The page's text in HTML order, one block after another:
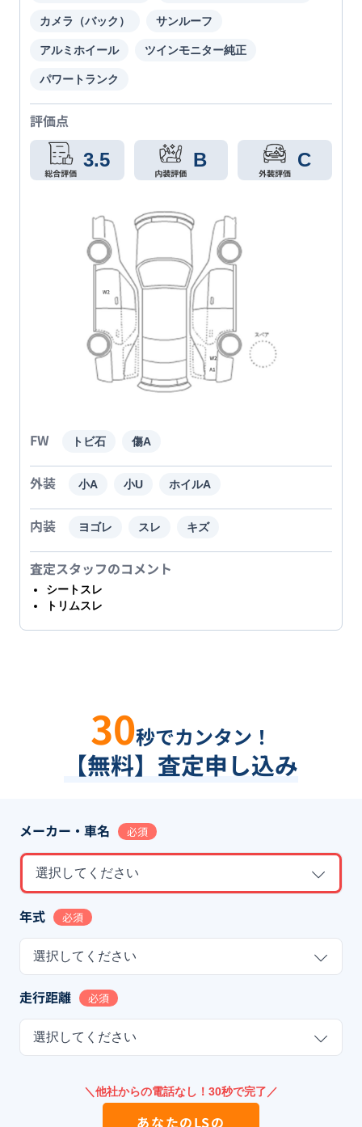
カメラ（バック） サンルーフ
アルミホイール ツインモニター純正
パワートランク
評価点
3.5 B C
FW トビ石 傷A
外装 小A 小U ホイルA
内装 ヨゴレ スレ キズ
査定スタッフのコメント
シートスレ
トリムスレ
30秒でカンタン！
【無料】査定申し込み
メーカー・車名 必須
選択してください
年式 必須
選択してください
走行距離 必須
選択してください
＼他社からの電話なし！30秒で完了／
あなたのLSの